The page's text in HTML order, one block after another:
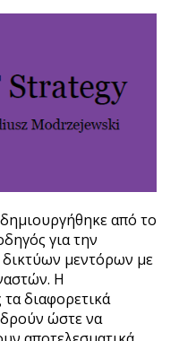
από το
για την
μεντόρων με
Η
διαφορετικά
ώστε να